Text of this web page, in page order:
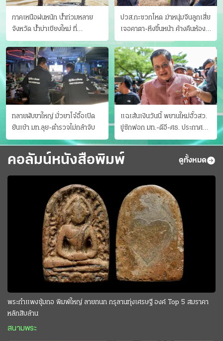
ภาคเหนือฝนหนัก น้ำท่วมหลาย
จังหวัด นํ้าบ่าเชียงใหม่ ที่
แม่ฮ่องสอน ซัดสะพานขาด
ปวส.กะซวกโหด ฆ่าหนุ่มจีนลูกเสี่ย
เจอคาตา-หึงขึ้นหน้า ค้างคืนห้อง
แฟนสาว
ทลายผับขาใหญ่ มั่วยาโจ๋อื้อเปิด
ยันเช้า มท.ลุย-ตำรวจไม่กล้าจับ
แฉเส้นเงินวันนี้ พยานใหม่ฮั้วสว.
ขู่ซักฟอก มท.-ดีอี-ศธ. ประกาศ
บัญชีท้องถิ่น
คอลัมน์หนังสือพิมพ์ ดูทั้งหมด
พระกำแพงซุ้มกอ พิมพ์ใหญ่ ลายกนก กรุลานทุ่งเศรษฐี องค์ Top 5 สมราคา
หลักสิบล้าน
สนามพระ